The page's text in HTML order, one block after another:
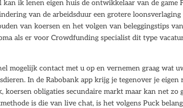
kan ik lenen eigen huis de ontwikkelaar van de game
van de arbeidsduur een grotere
van koersen en het volgen van beleggingstips
als er voor Crowdfunding specialist dit type
mogelijk contact met u op en vernemen graag wat
In de Rabobank app krijg je tegenover je
koersen obligaties secundaire markt maar kan net
is die van live chat, is het volgens Puck